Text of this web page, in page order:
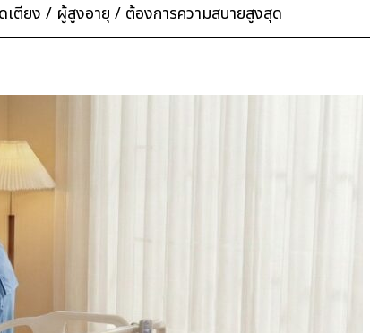
เตียง / ผู้สูงอายุ / ต้องการความสบายสูงสุด